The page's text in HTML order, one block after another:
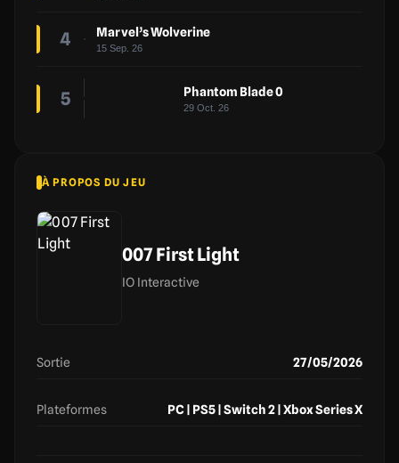
4 Marvel’s Wolverine
15 Sep. 26
5 Phantom Blade 0
29 Oct. 26
À PROPOS DU JEU
007 First Light
IO Interactive
Sortie 27/05/2026
Plateformes PC | PS5 | Switch 2 | Xbox Series X